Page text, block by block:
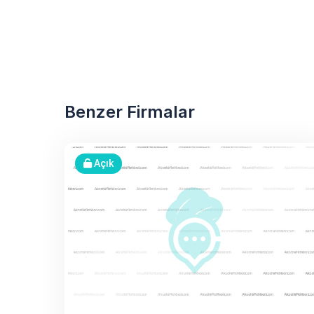
Benzer Firmalar
Açık